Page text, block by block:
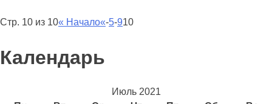
Стр. 10 из 10« Начало«-5-910
Календарь
Июль 2021